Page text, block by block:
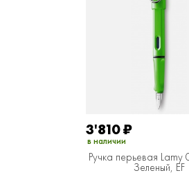
3'810₽
в наличии
Ручка перьевая Lamy
Зеленый, EF